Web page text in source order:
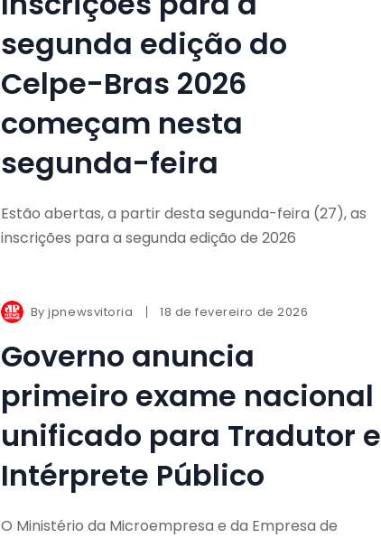
segunda edição do
Celpe-Bras 2026
começam nesta
segunda-feira
Estão abertas, a partir desta segunda-feira (27), as
inscrições para a segunda edição de 2026
Byjpnewsvitoria 18 de fevereiro de 2026
Governo anuncia
primeiro exame nacional
unificado para Tradutor e
Intérprete Público
O Ministério da Microempresa e da Empresa de